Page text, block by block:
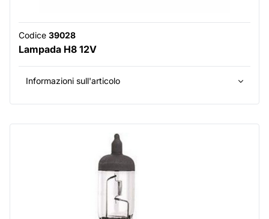
Codice 39028
Lampada H8 12V
Informazioni sull'articolo